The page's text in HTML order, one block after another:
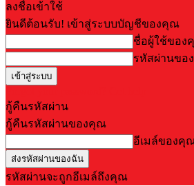
ลงชื่อเข้าใช้
ยินดีต้อนรับ! เข้าสู่ระบบบัญชีของคุณ
ชื่อผู้ใช้ของ
รหัสผ่านขอ
กู้คืนรหัสผ่าน
กู้คืนรหัสผ่านของคุณ
อีเมล์ของคุ
รหัสผ่านจะถูกอีเมล์ถึงคุณ